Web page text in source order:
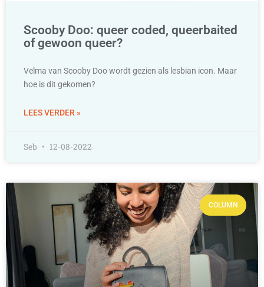
Scooby Doo: queer coded, queerbaited
of gewoon queer?
Velma van Scooby Doo wordt gezien als lesbian icon. Maar
hoe is dit gekomen?
LEES VERDER »
Seb 12-08-2022
COLUMN